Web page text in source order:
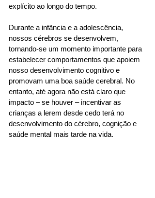
explícito ao longo do tempo.
Durante a infância e a adolescência,
nossos cérebros se desenvolvem,
tornando-se um momento importante para
estabelecer comportamentos que apoiem
nosso desenvolvimento cognitivo e
promovam uma boa saúde cerebral. No
entanto, até agora não está claro que
impacto – se houver – incentivar as
crianças a lerem desde cedo terá no
desenvolvimento do cérebro, cognição e
saúde mental mais tarde na vida.